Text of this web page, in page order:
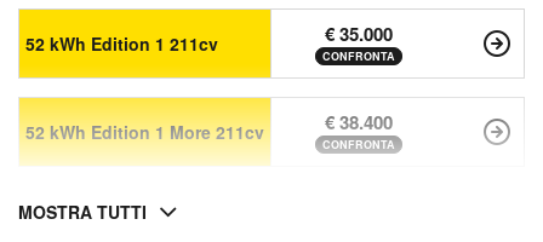
52 kWh Edition 1 211cv € 35.000
CONFRONTA
52 kWh Edition 1 More 211cv € 38.400
CONFRONTA
MOSTRA TUTTI